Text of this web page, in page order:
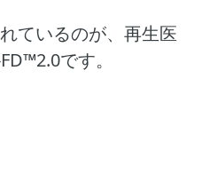
ているのが、再生医
です。